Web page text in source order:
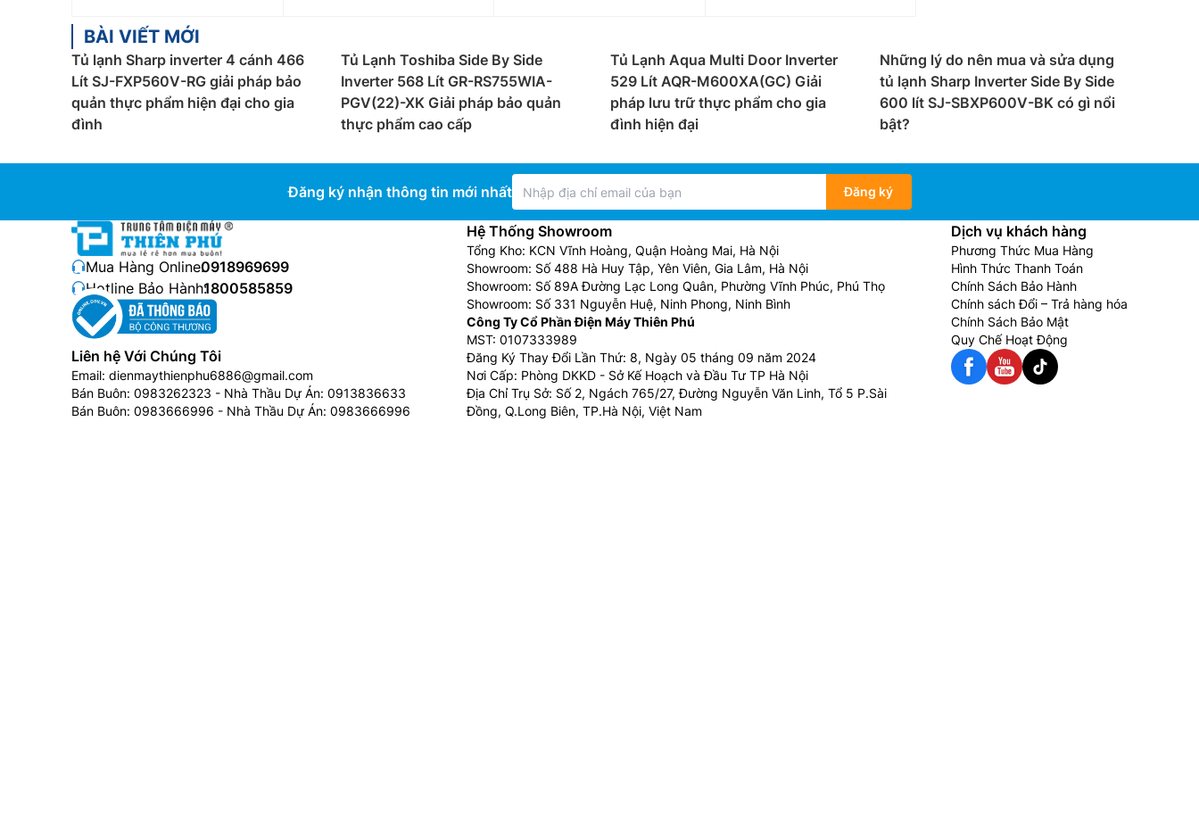
BÀI VIẾT MỚI
Tủ lạnh Sharp inverter 4 cánh 466
Lít SJ-FXP560V-RG giải pháp bảo
quản thực phẩm hiện đại cho gia
đình
Tủ Lạnh Toshiba Side By Side
Inverter 568 Lít GR-RS755WIA-
PGV(22)-XK Giải pháp bảo quản
thực phẩm cao cấp
Tủ Lạnh Aqua Multi Door Inverter
529 Lít AQR-M600XA(GC) Giải
pháp lưu trữ thực phẩm cho gia
đình hiện đại
Những lý do nên mua và sửa dụng
tủ lạnh Sharp Inverter Side By Side
600 lít SJ-SBXP600V-BK có gì nổi
bật?
Đăng ký nhận thông tin mới nhất Đăng ký
Mua Hàng Online:0918969699
Hotline Bảo Hành:1800585859
Liên hệ Với Chúng Tôi
Email: dienmaythienphu6886@gmail.com
Bán Buôn: 0983262323 - Nhà Thầu Dự Án: 0913836633
Bán Buôn: 0983666996 - Nhà Thầu Dự Án: 0983666996
Hệ Thống Showroom
Tổng Kho: KCN Vĩnh Hoàng, Quận Hoàng Mai, Hà Nội
Showroom: Số 488 Hà Huy Tập, Yên Viên, Gia Lâm, Hà Nội
Showroom: Số 89A Đường Lạc Long Quân, Phường Vĩnh Phúc, Phú Thọ
Showroom: Số 331 Nguyễn Huệ, Ninh Phong, Ninh Bình
Công Ty Cổ Phần Điện Máy Thiên Phú
MST: 0107333989
Đăng Ký Thay Đổi Lần Thứ: 8, Ngày 05 tháng 09 năm 2024
Nơi Cấp: Phòng DKKD - Sở Kế Hoạch và Đầu Tư TP Hà Nội
Địa Chỉ Trụ Sở: Số 2, Ngách 765/27, Đường Nguyễn Văn Linh, Tổ 5 P.Sài
Đồng, Q.Long Biên, TP.Hà Nội, Việt Nam
Dịch vụ khách hàng
Phương Thức Mua Hàng
Hình Thức Thanh Toán
Chính Sách Bảo Hành
Chính sách Đổi – Trả hàng hóa
Chính Sách Bảo Mật
Quy Chế Hoạt Động